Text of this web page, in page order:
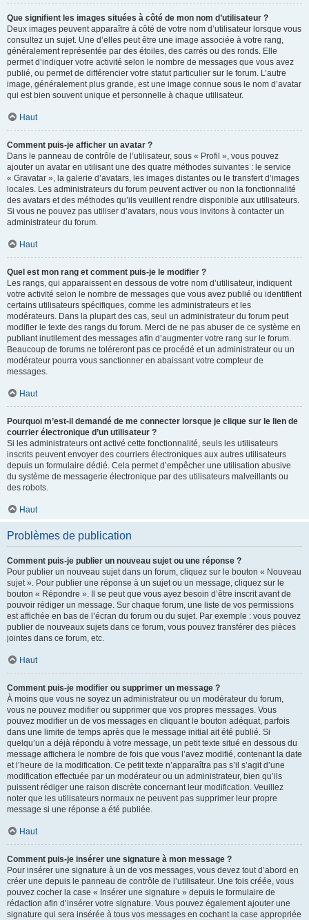
Que signifient les images situées à côté de mon nom d’utilisateur ?
Deux images peuvent apparaître à côté de votre nom d’utilisateur lorsque vous
consultez un sujet. Une d’elles peut être une image associée à votre rang,
généralement représentée par des étoiles, des carrés ou des ronds. Elle
permet d’indiquer votre activité selon le nombre de messages que vous avez
publié, ou permet de différencier votre statut particulier sur le forum. L’autre
image, généralement plus grande, est une image connue sous le nom d’avatar
qui est bien souvent unique et personnelle à chaque utilisateur.
Haut
Comment puis-je afficher un avatar ?
Dans le panneau de contrôle de l’utilisateur, sous « Profil », vous pouvez
ajouter un avatar en utilisant une des quatre méthodes suivantes : le service
« Gravatar », la galerie d’avatars, les images distantes ou le transfert d’images
locales. Les administrateurs du forum peuvent activer ou non la fonctionnalité
des avatars et des méthodes qu’ils veuillent rendre disponible aux utilisateurs.
Si vous ne pouvez pas utiliser d’avatars, nous vous invitons à contacter un
administrateur du forum.
Haut
Quel est mon rang et comment puis-je le modifier ?
Les rangs, qui apparaissent en dessous de votre nom d’utilisateur, indiquent
votre activité selon le nombre de messages que vous avez publié ou identifient
certains utilisateurs spécifiques, comme les administrateurs et les
modérateurs. Dans la plupart des cas, seul un administrateur du forum peut
modifier le texte des rangs du forum. Merci de ne pas abuser de ce système en
publiant inutilement des messages afin d’augmenter votre rang sur le forum.
Beaucoup de forums ne toléreront pas ce procédé et un administrateur ou un
modérateur pourra vous sanctionner en abaissant votre compteur de
messages.
Haut
Pourquoi m’est-il demandé de me connecter lorsque je clique sur le lien de
courrier électronique d’un utilisateur ?
Si les administrateurs ont activé cette fonctionnalité, seuls les utilisateurs
inscrits peuvent envoyer des courriers électroniques aux autres utilisateurs
depuis un formulaire dédié. Cela permet d’empêcher une utilisation abusive
du système de messagerie électronique par des utilisateurs malveillants ou
des robots.
Haut
Problèmes de publication
Comment puis-je publier un nouveau sujet ou une réponse ?
Pour publier un nouveau sujet dans un forum, cliquez sur le bouton « Nouveau
sujet ». Pour publier une réponse à un sujet ou un message, cliquez sur le
bouton « Répondre ». Il se peut que vous ayez besoin d’être inscrit avant de
pouvoir rédiger un message. Sur chaque forum, une liste de vos permissions
est affichée en bas de l’écran du forum ou du sujet. Par exemple : vous pouvez
publier de nouveaux sujets dans ce forum, vous pouvez transférer des pièces
jointes dans ce forum, etc.
Haut
Comment puis-je modifier ou supprimer un message ?
À moins que vous ne soyez un administrateur ou un modérateur du forum,
vous ne pouvez modifier ou supprimer que vos propres messages. Vous
pouvez modifier un de vos messages en cliquant le bouton adéquat, parfois
dans une limite de temps après que le message initial ait été publié. Si
quelqu’un a déjà répondu à votre message, un petit texte situé en dessous du
message affichera le nombre de fois que vous l’avez modifié, contenant la date
et l’heure de la modification. Ce petit texte n’apparaîtra pas s’il s’agit d’une
modification effectuée par un modérateur ou un administrateur, bien qu’ils
puissent rédiger une raison discrète concernant leur modification. Veuillez
noter que les utilisateurs normaux ne peuvent pas supprimer leur propre
message si une réponse a été publiée.
Haut
Comment puis-je insérer une signature à mon message ?
Pour insérer une signature à un de vos messages, vous devez tout d’abord en
créer une depuis le panneau de contrôle de l’utilisateur. Une fois créée, vous
pouvez cocher la case « Insérer une signature » depuis le formulaire de
rédaction afin d’insérer votre signature. Vous pouvez également ajouter une
signature qui sera insérée à tous vos messages en cochant la case appropriée